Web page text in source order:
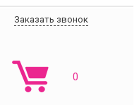
Заказать звонок
0